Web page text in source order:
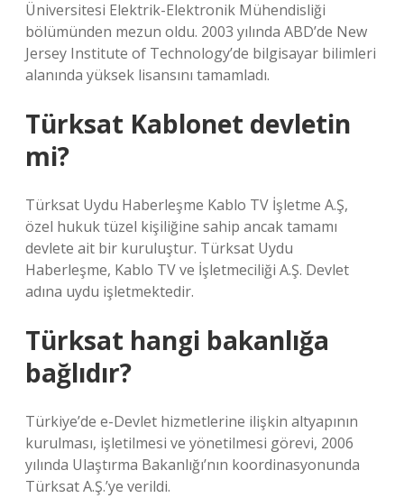
Üniversitesi Elektrik-Elektronik Mühendisliği
bölümünden mezun oldu. 2003 yılında ABD’de New
Jersey Institute of Technology’de bilgisayar bilimleri
alanında yüksek lisansını tamamladı.
Türksat Kablonet devletin
mi?
Türksat Uydu Haberleşme Kablo TV İşletme A.Ş,
özel hukuk tüzel kişiliğine sahip ancak tamamı
devlete ait bir kuruluştur. Türksat Uydu
Haberleşme, Kablo TV ve İşletmeciliği A.Ş. Devlet
adına uydu işletmektedir.
Türksat hangi bakanlığa
bağlıdır?
Türkiye’de e-Devlet hizmetlerine ilişkin altyapının
kurulması, işletilmesi ve yönetilmesi görevi, 2006
yılında Ulaştırma Bakanlığı’nın koordinasyonunda
Türksat A.Ş.’ye verildi.